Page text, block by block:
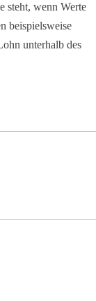
steht, wenn Werte
beispielsweise
unterhalb des